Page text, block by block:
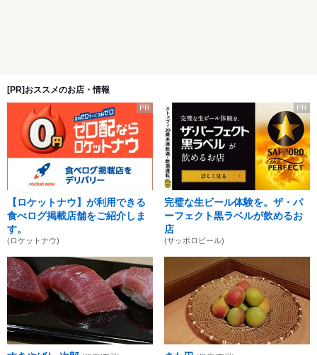
[PR]おススメのお店・情報
PR
【ロケットナウ】が利用できる
食べログ掲載店舗をご紹介しま
す。
(ロケットナウ)
PR
完璧な生ビール体験を。ザ・パ
ーフェクト黒ラベルが飲めるお
店
(サッポロビール)